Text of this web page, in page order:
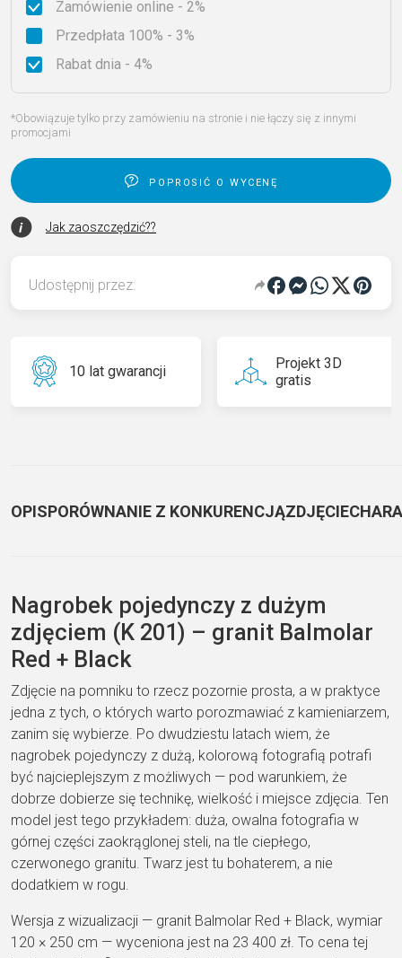
Zamówienie online - 2%
Przedpłata 100% - 3%
Rabat dnia - 4%
*Obowiązuje tylko przy zamówieniu na stronie i nie łączy się z innymi
promocjami
poprosić o wycenę
Jak zaoszczędzić??
Udostępnij przez:
10 lat gwarancji
Projekt 3D
gratis
OPISPORÓWNANIE Z KONKURENCJĄZDJĘCIE
Nagrobek pojedynczy z dużym
zdjęciem (K 201) – granit Balmolar
Red + Black
Zdjęcie na pomniku to rzecz pozornie prosta, a w praktyce
jedna z tych, o których warto porozmawiać z kamieniarzem,
zanim się wybierze. Po dwudziestu latach wiem, że
nagrobek pojedynczy z dużą, kolorową fotografią potrafi
być najcieplejszym z możliwych — pod warunkiem, że
dobrze dobierze się technikę, wielkość i miejsce zdjęcia. Ten
model jest tego przykładem: duża, owalna fotografia w
górnej części zaokrąglonej steli, na tle ciepłego,
czerwonego granitu. Twarz jest tu bohaterem, a nie
dodatkiem w rogu.
Wersja z wizualizacji — granit Balmolar Red + Black, wymiar
120 × 250 cm — wyceniona jest na 23 400 zł. To cena tej